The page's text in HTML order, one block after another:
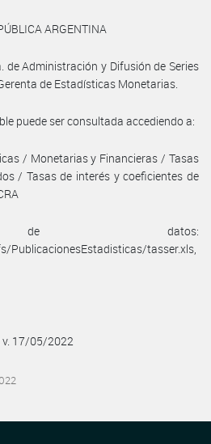
ARGENTINA
de Administración y Difusión de Series
de Estadísticas Monetarias.
puede ser consultada accediendo a:
/ Monetarias y Financieras / Tasas
/ Tasas de interés y coeficientes de
de datos:
PublicacionesEstadisticas/tasser.xls,
17/05/2022